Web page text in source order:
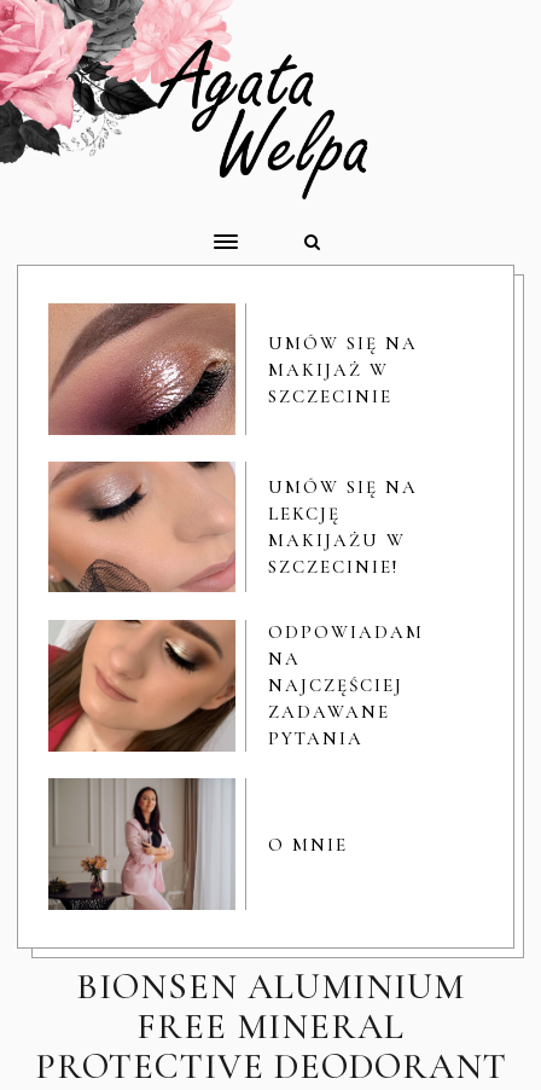
UMÓW SIĘ NA
MAKIJAŻ W
SZCZECINIE
UMÓW SIĘ NA
LEKCJĘ
MAKIJAŻU W
SZCZECINIE!
ODPOWIADAM
NA
NAJCZĘŚCIEJ
ZADAWANE
PYTANIA
O MNIE
BIONSEN ALUMINIUM
FREE MINERAL
PROTECTIVE DEODORANT